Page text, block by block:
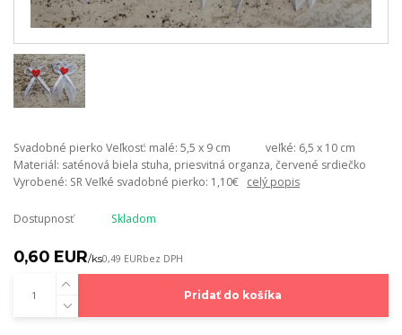
Svadobné pierko Veľkosť: malé: 5,5 x 9 cm veľké: 6,5 x 10 cm
Materiál: saténová biela stuha, priesvitná organza, červené srdiečko
Vyrobené: SR Veľké svadobné pierko: 1,10€ celý popis
Dostupnosť Skladom
0,60 EUR/ks0,49 EURbez DPH
Pridať do košíka